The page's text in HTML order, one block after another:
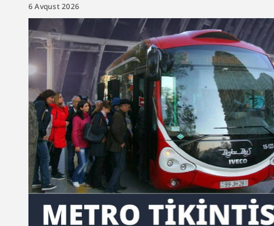
6 Avqust 2026